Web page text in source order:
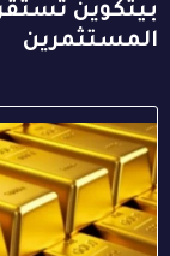
المستثمرين